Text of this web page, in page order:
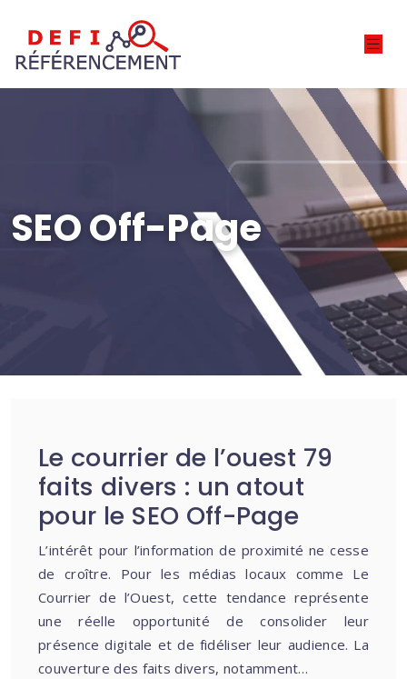
SEO Off-Page
Le courrier de l’ouest 79
faits divers : un atout
pour le SEO Off-Page
L’intérêt pour l’information de proximité ne cesse
de croître. Pour les médias locaux comme Le
Courrier de l’Ouest, cette tendance représente
une réelle opportunité de consolider leur
présence digitale et de fidéliser leur audience. La
couverture des faits divers, notamment…